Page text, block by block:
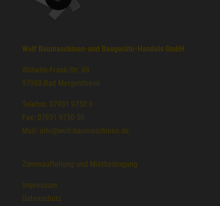
Wolf Baumaschinen-und Baugeräte-Handels GmbH
Wilhelm-Frank-Str. 69
97980 Bad Mergentheim
Telefon: 07931 9750 0
Fax: 07931 9750 50
Mail: info@wolf-baumaschinen.de
Zonenaufteilung und Mietbedingung
Impressum
Datenschutz